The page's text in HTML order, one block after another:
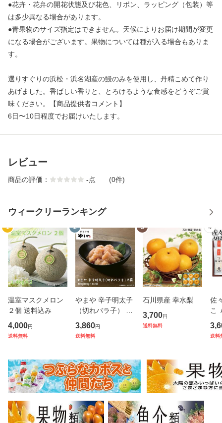
●花卉・花弁の開花状態及び花色、リボン、ラッピング（包装）等
は多少異なる場合があります。
●青果物のサイズ指定はできません。天候によりお届け期間が変更
になる場合がございます。果物については種が入る場合もありま
す。
選りすぐりの浜松・浜名湖産の鰻のみを使用し、丹精こめて作り
あげました。香ばしい香りと、とろけるような食感をどうぞご賞
味ください。【商品提供者コメント】
6日〜10日程度でお届けいたします。
レビュー
商品の評価： -点 (0件)
ウィークリーランキング
1
温室マスクメロン
２個 送料込み
4,000円
送料無料
2
やまや 辛子明太子
（切れバラ子） ２
箱
3,860円
送料無料
3
石川県産 幸水梨
3,700円
送料無料
4
佐
こ
送料